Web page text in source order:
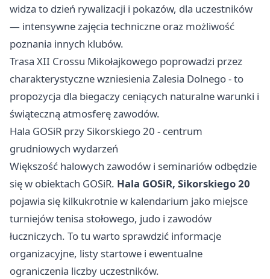
widza to dzień rywalizacji i pokazów, dla uczestników
— intensywne zajęcia techniczne oraz możliwość
poznania innych klubów.
Trasa XII Crossu Mikołajkowego poprowadzi przez
charakterystyczne wzniesienia Zalesia Dolnego - to
propozycja dla biegaczy ceniących naturalne warunki i
świąteczną atmosferę zawodów.
Hala GOSiR przy Sikorskiego 20 - centrum
grudniowych wydarzeń
Większość halowych zawodów i seminariów odbędzie
się w obiektach GOSiR. Hala GOSiR, Sikorskiego 20
pojawia się kilkukrotnie w kalendarium jako miejsce
turniejów tenisa stołowego, judo i zawodów
łuczniczych. To tu warto sprawdzić informacje
organizacyjne, listy startowe i ewentualne
ograniczenia liczby uczestników.